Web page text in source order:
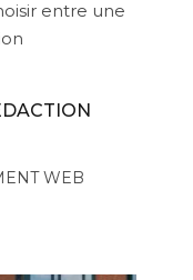
entre une
WEB